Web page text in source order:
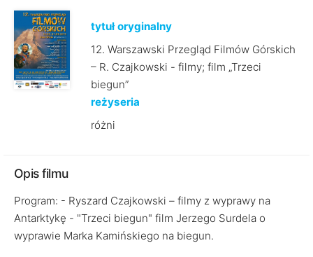
tytuł oryginalny
12. Warszawski Przegląd Filmów Górskich
– R. Czajkowski - filmy; film „Trzeci
biegun”
reżyseria
różni
Opis filmu
Program: - Ryszard Czajkowski – filmy z wyprawy na
Antarktykę - "Trzeci biegun" film Jerzego Surdela o
wyprawie Marka Kamińskiego na biegun.